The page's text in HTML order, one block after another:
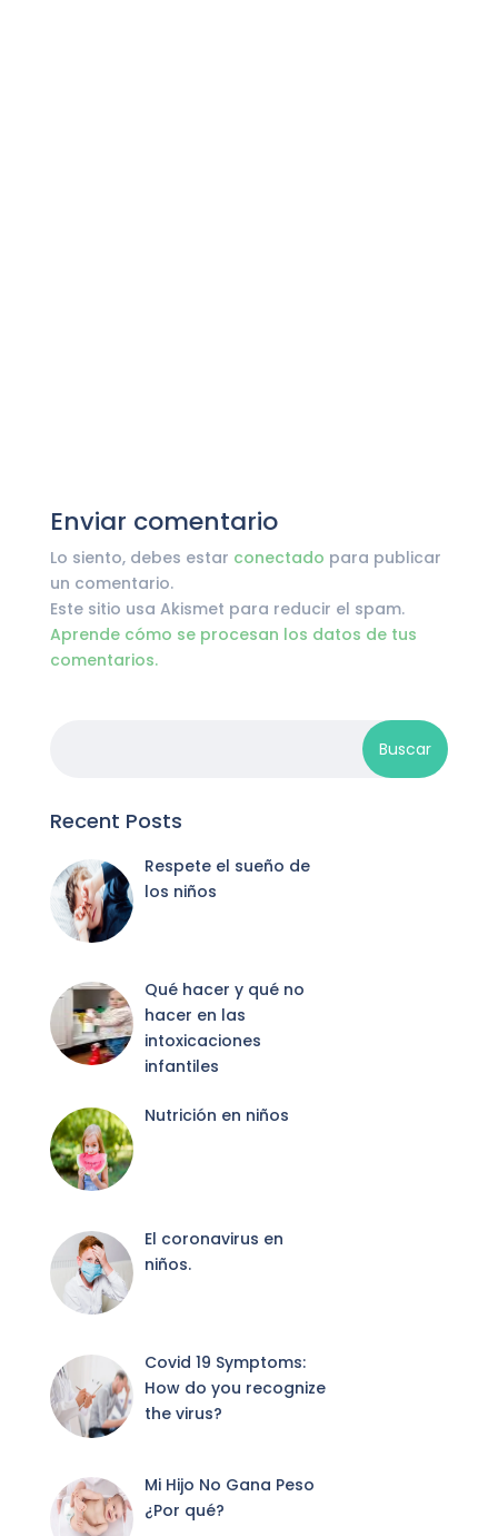
Enviar comentario
Lo siento, debes estar conectado para publicar
un comentario.
Este sitio usa Akismet para reducir el spam.
Aprende cómo se procesan los datos de tus
comentarios.
Recent Posts
Respete el sueño de
los niños
Qué hacer y qué no
hacer en las
intoxicaciones
infantiles
Nutrición en niños
El coronavirus en
niños.
Covid 19 Symptoms:
How do you recognize
the virus?
Mi Hijo No Gana Peso
¿Por qué?